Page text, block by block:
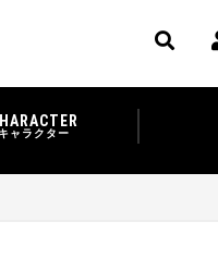
キャラクター